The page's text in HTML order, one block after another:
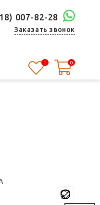
007-82-28
Заказать звонок
0 0